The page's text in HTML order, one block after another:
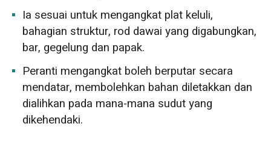
Ia sesuai untuk mengangkat plat keluli,
bahagian struktur, rod dawai yang digabungkan,
bar, gegelung dan papak.
Peranti mengangkat boleh berputar secara
mendatar, membolehkan bahan diletakkan dan
dialihkan pada mana-mana sudut yang
dikehendaki.